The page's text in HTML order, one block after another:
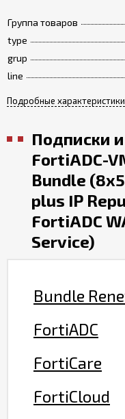
Группа товаров
type
grup
line
Подробные характеристики
Подписки
FortiADC-
Bundle
plus IP
FortiADC
Service)
Bundle
FortiADC
FortiCare
FortiCloud